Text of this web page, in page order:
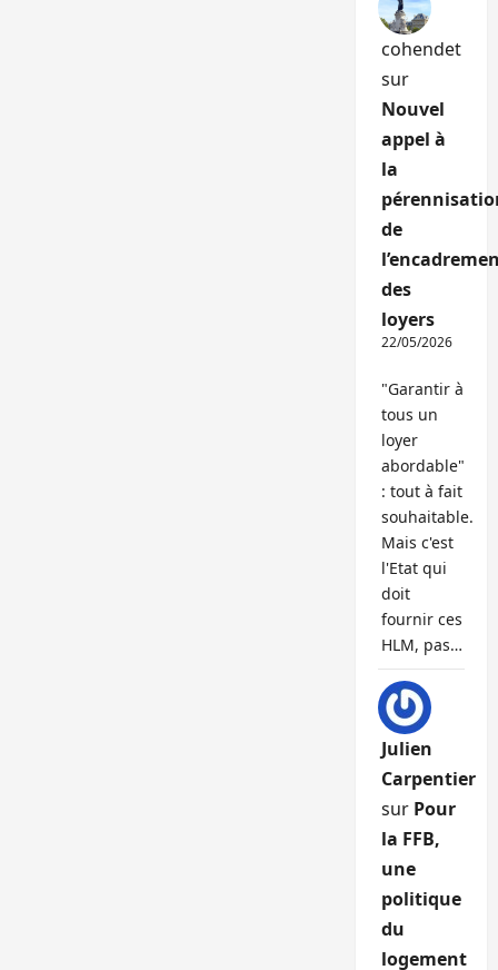
cohendet
sur
Nouvel
appel à
la
de
des
loyers
22/05/2026
"Garantir à
tous un
loyer
abordable"
: tout à fait
souhaitable.
Mais c'est
l'Etat qui
doit
fournir ces
HLM, pas…
Julien
Carpentier
sur Pour
la FFB,
une
politique
du
logement